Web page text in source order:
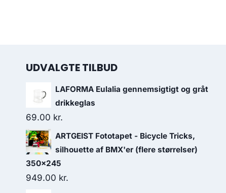
UDVALGTE TILBUD
LAFORMA Eulalia gennemsigtigt og gråt
drikkeglas
69.00 kr.
ARTGEIST Fototapet - Bicycle Tricks,
silhouette af BMX'er (flere størrelser)
350x245
949.00 kr.